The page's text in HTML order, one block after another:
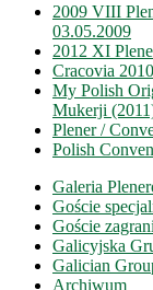
2009 VIII
03.05.2009
2012 XI
Cracovia
My Polish
Mukerji
Plener /
Polish
Galeria
Goście
Goście
Galicyjska
Galician
Archiwum